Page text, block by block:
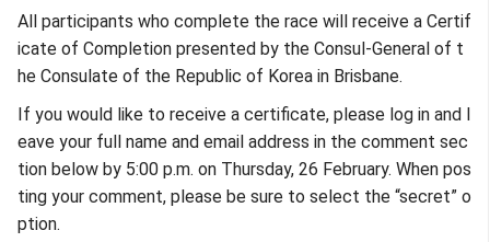
All participants who complete the race will receive a Certif
icate of Completion presented by the Consul-General of t
he Consulate of the Republic of Korea in Brisbane.
If you would like to receive a certificate, please log in and l
eave your full name and email address in the comment sec
tion below by 5:00 p.m. on Thursday, 26 February. When pos
ting your comment, please be sure to select the “secret” o
ption.